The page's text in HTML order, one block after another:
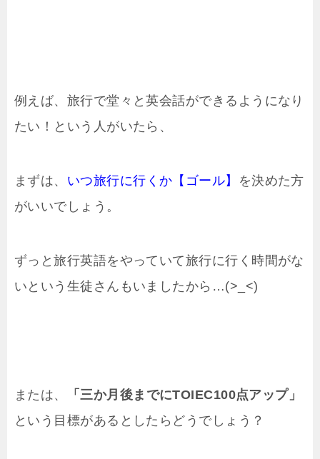
例えば、旅行で堂々と英会話ができるようになり
たい！という人がいたら、
まずは、 いつ旅行に行くか【ゴール】
を決めた方
がいいでしょう。
ずっと旅行英語をやっていて旅行に行く時間がな
いという生徒さんもいましたから…(>_<)
または、
「三か月後までにTOIEC100点アップ」
という目標があるとしたらどうでしょう？